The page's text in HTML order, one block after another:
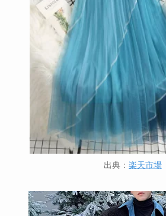
出典： 楽天市場